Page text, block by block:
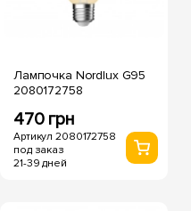
Лампочка Nordlux G95
2080172758
470 грн
Артикул 2080172758
под заказ
21-39 дней